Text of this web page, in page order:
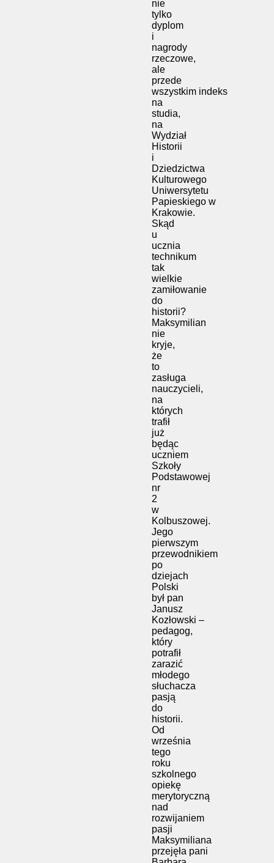
nie
tylko
dyplom
i
nagrody
rzeczowe,
ale
przede
wszystkim indeks
na
studia,
na
Wydział
Historii
i
Dziedzictwa
Kulturowego
Uniwersytetu
Papieskiego w
Krakowie.
Skąd
u
ucznia
technikum
tak
wielkie
zamiłowanie
do
historii?
Maksymilian
nie
kryje,
że
to
zasługa
nauczycieli,
na
których
trafił
już
będąc
uczniem
Szkoły
Podstawowej
nr
2
w
Kolbuszowej.
Jego
pierwszym
przewodnikiem
po
dziejach
Polski
był pan
Janusz
Kozłowski –
pedagog,
który
potrafił
zarazić
młodego
słuchacza
pasją
do
historii.
Od
września
tego
roku
szkolnego
opiekę
merytoryczną
nad
rozwijaniem
pasji
Maksymiliana
przejęła pani